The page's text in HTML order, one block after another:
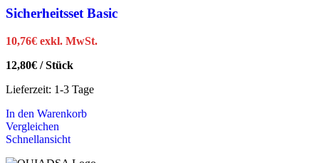
Sicherheitsset Basic
10,76€ exkl. MwSt.
12,80€ /Stück
Lieferzeit: 1-3 Tage
In den Warenkorb
Vergleichen
Schnellansicht